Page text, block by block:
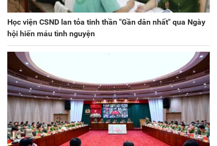
Học viện CSND lan tỏa tinh thần "Gần dân nhất" qua Ngày
hội hiến máu tình nguyện